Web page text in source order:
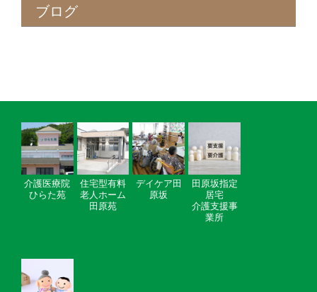
ブログ
介護医療院
ひらた苑
住宅型有料
老人ホーム
田原苑
デイケア田
原坂
田原坂指定
居宅
介護支援事
業所